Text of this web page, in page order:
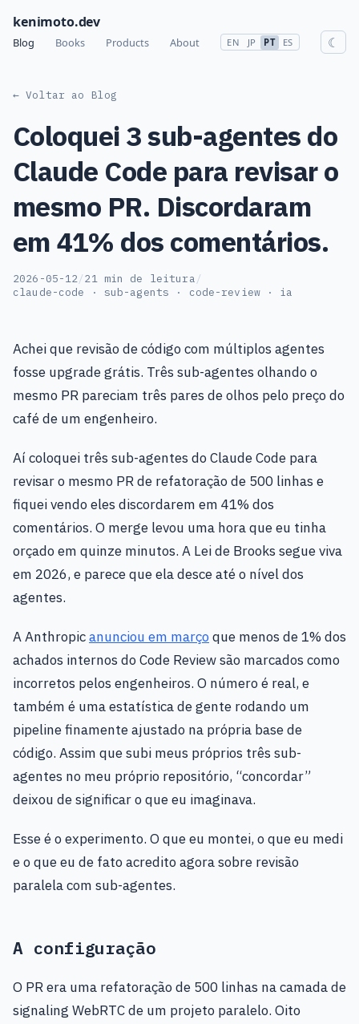
kenimoto.dev
Blog Books Products About EN JP PT ES ☾
← Voltar ao Blog
Coloquei 3 sub-agentes do
Claude Code para revisar o
mesmo PR. Discordaram
em 41% dos comentários.
2026-05-12/21 min de leitura/
claude-code · sub-agents · code-review · ia
Achei que revisão de código com múltiplos agentes
fosse upgrade grátis. Três sub-agentes olhando o
mesmo PR pareciam três pares de olhos pelo preço do
café de um engenheiro.
Aí coloquei três sub-agentes do Claude Code para
revisar o mesmo PR de refatoração de 500 linhas e
fiquei vendo eles discordarem em 41% dos
comentários. O merge levou uma hora que eu tinha
orçado em quinze minutos. A Lei de Brooks segue viva
em 2026, e parece que ela desce até o nível dos
agentes.
A Anthropicanunciou em marçoque menos de 1% dos
achados internos do Code Review são marcados como
incorretos pelos engenheiros. O número é real, e
também é uma estatística de gente rodando um
pipeline finamente ajustado na própria base de
código. Assim que subi meus próprios três sub-
agentes no meu próprio repositório, “concordar”
deixou de significar o que eu imaginava.
Esse é o experimento. O que eu montei, o que eu medi
e o que eu de fato acredito agora sobre revisão
paralela com sub-agentes.
A configuração
O PR era uma refatoração de 500 linhas na camada de
signaling WebRTC de um projeto paralelo. Oito